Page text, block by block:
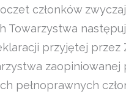
członków
Towarzystwa
przyjętej przez
zaopiniowanej
pełnoprawnych